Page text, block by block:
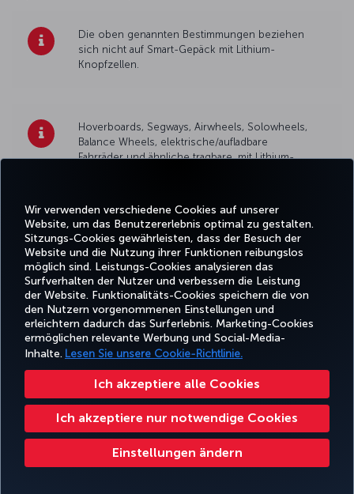
Wir verwenden verschiedene Cookies auf unserer
Website, um das Benutzererlebnis optimal zu gestalten.
Sitzungs-Cookies gewährleisten, dass der Besuch der
Website und die Nutzung ihrer Funktionen reibungslos
möglich sind. Leistungs-Cookies analysieren das
Surfverhalten der Nutzer und verbessern die Leistung
der Website. Funktionalitäts-Cookies speichern die von
den Nutzern vorgenommenen Einstellungen und
erleichtern dadurch das Surferlebnis. Marketing-Cookies
ermöglichen relevante Werbung und Social-Media-
Inhalte. Lesen Sie unsere Cookie-Richtlinie.
Ich akzeptiere alle Cookies
Ich akzeptiere nur notwendige Cookies
Einstellungen ändern
Die oben genannten Bestimmungen beziehen
sich nicht auf Smart-Gepäck mit Lithium-
Knopfzellen.
Hoverboards, Segways, Airwheels, Solowheels,
Balance Wheels, elektrische/aufladbare
Fahrräder und ähnliche tragbare, mit Lithium-
The only element that can pose a danger in
carrying drones used for hobby purposes in
the cabin is the type and capacity of the battery
they contain. There is no problem in carrying
battery-containing drones in the cabin within
the restrictions regarding electronic devices
ICAO Doc.9284 Technical Instructions.
Nassbatterien, Blei-Säure-Batterien und ähnliche
Batterien, die in elektrischen Rollstühlen oder